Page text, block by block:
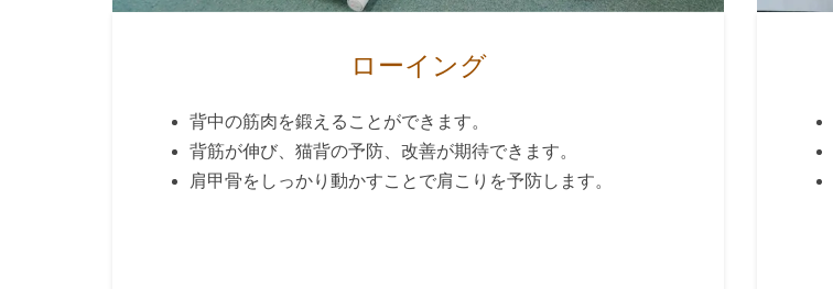
ローイング
背中の筋肉を鍛えることができます。
背筋が伸び、猫背の予防、改善が期待できます。
肩甲骨をしっかり動かすことで肩こりを予防します。